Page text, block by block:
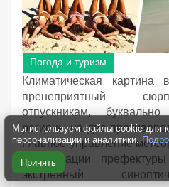
Погода и туризм
Климатическая картина
пренеприятный
отпускникам,
регионы на две
Главное управление
координации
экстренный
Мы используем файлы cookie для
персонализации и аналитики.
Принять